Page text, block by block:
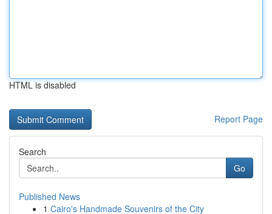
HTML is disabled
Report Page
Search
Go
Published News
1 Cairo's Handmade Souvenirs of the City